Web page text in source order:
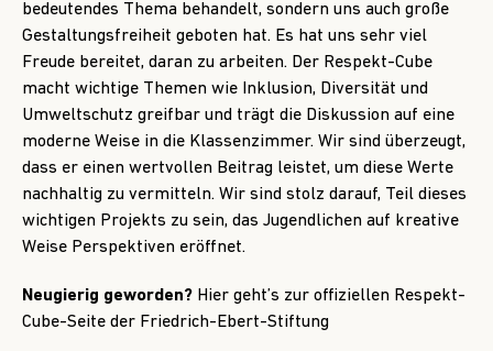
bedeutendes Thema behandelt, sondern uns auch große
Gestaltungsfreiheit geboten hat. Es hat uns sehr viel
Freude bereitet, daran zu arbeiten. Der Respekt-Cube
macht wichtige Themen wie Inklusion, Diversität und
Umweltschutz greifbar und trägt die Diskussion auf eine
moderne Weise in die Klassenzimmer. Wir sind überzeugt,
dass er einen wertvollen Beitrag leistet, um diese Werte
nachhaltig zu vermitteln. Wir sind stolz darauf, Teil dieses
wichtigen Projekts zu sein, das Jugendlichen auf kreative
Weise Perspektiven eröffnet.
Neugierig geworden? Hier geht’s zur offiziellen Respekt-
Cube-Seite der Friedrich-Ebert-Stiftung